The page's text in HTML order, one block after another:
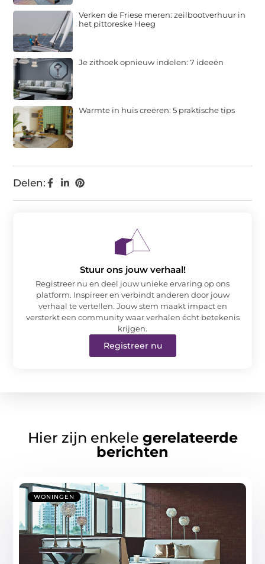
Delen:
Verken de Friese meren: zeilbootverhuur in
het pittoreske Heeg
Je zithoek opnieuw indelen: 7 ideeën
Warmte in huis creëren: 5 praktische tips
Stuur ons jouw verhaal!
Registreer nu en deel jouw unieke ervaring op ons
platform. Inspireer en verbindt anderen door jouw
verhaal te vertellen. Jouw stem maakt impact en
versterkt een community waar verhalen écht betekenis
krijgen.
Registreer nu
Hier zijn enkele gerelateerde
berichten
WONINGEN